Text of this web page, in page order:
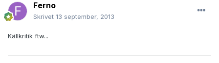
Ferno
Skrivet 13 september, 2013
Källkritik ftw...